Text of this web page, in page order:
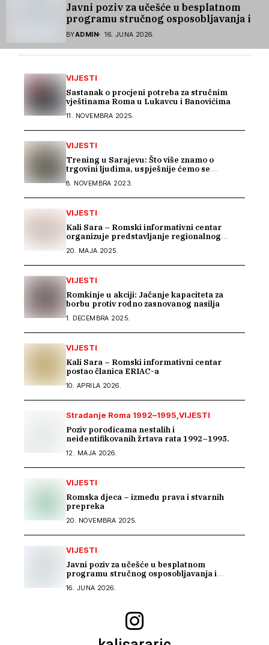
Javni poziv za učešće u besplatnom
programu stručnog osposobljavanja i
podrške pri zapošljavanju
BYADMIN 16. JUNA 2026.
VIJESTI
Sastanak o procjeni potreba za stručnim
vještinama Roma u Lukavcu i Banovićima
11. NOVEMBRA 2025.
VIJESTI
Trening u Sarajevu: Što više znamo o
trgovini ljudima, uspješnije ćemo se
8. NOVEMBRA 2023.
VIJESTI
Kali Sara – Romski informativni centar
organizuje predstavljanje regionalnog
OF ROMA IN THE WESTERN BALKANS“
20. MAJA 2025.
VIJESTI
Romkinje u akciji: Jačanje kapaciteta za
borbu protiv rodno zasnovanog nasilja
1. DECEMBRA 2025.
VIJESTI
Kali Sara – Romski informativni centar
postao članica ERIAC-a
10. APRILA 2026.
Stradanje Roma 1992–1995 VIJESTI
Poziv porodicama nestalih i
neidentifikovanih žrtava rata 1992–1995.
12. MAJA 2026.
VIJESTI
Romska djeca – između prava i stvarnih
prepreka
20. NOVEMBRA 2025.
VIJESTI
Javni poziv za učešće u besplatnom
programu stručnog osposobljavanja i
16. JUNA 2026.